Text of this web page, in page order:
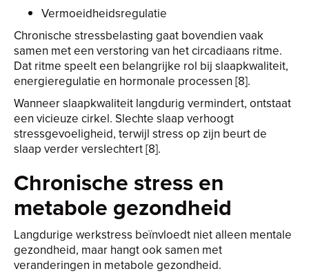
Vermoeidheidsregulatie
Chronische stressbelasting gaat bovendien vaak
samen met een verstoring van het circadiaans ritme.
Dat ritme speelt een belangrijke rol bij slaapkwaliteit,
energieregulatie en hormonale processen [8].
Wanneer slaapkwaliteit langdurig vermindert, ontstaat
een vicieuze cirkel. Slechte slaap verhoogt
stressgevoeligheid, terwijl stress op zijn beurt de
slaap verder verslechtert [8].
Chronische stress en
metabole gezondheid
Langdurige werkstress beïnvloedt niet alleen mentale
gezondheid, maar hangt ook samen met
veranderingen in metabole gezondheid.